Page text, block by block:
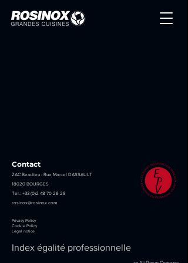
Contact
ZAC Beaulieu - Rue Marcel DASSAULT
18020 BOURGES
Tel.: +33 (0)2 48 70 28 28
rosinox@rosinox.com
Privacy Policy
Cookie Policy
Legal notice
Index égalité professionnelle